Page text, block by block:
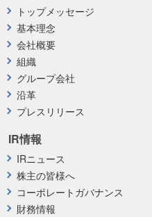
トップメッセージ
基本理念
会社概要
組織
グループ会社
沿革
プレスリリース
IR情報
IRニュース
株主の皆様へ
コーポレートガバナンス
財務情報